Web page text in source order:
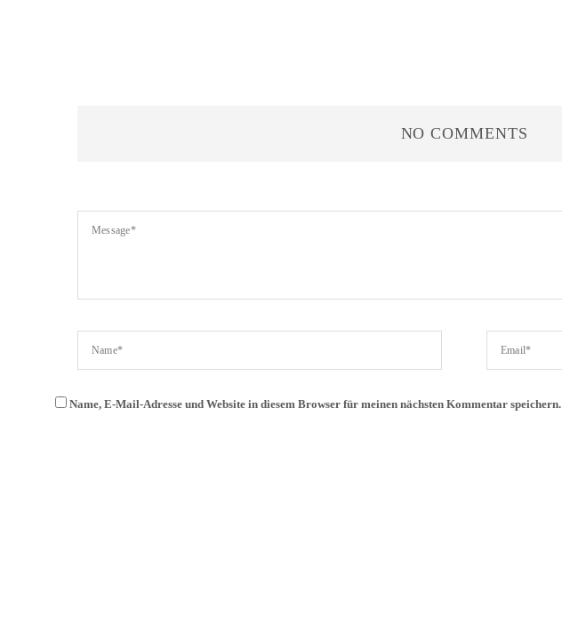
NO COMMENTS
Name, E-Mail-Adresse und Website in diesem Browser für meinen nächsten Kommentar speichern.